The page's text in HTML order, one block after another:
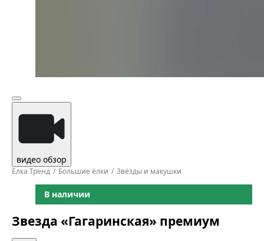
видео обзор
Ёлка Тренд Большие ёлки Звёзды и макушки
В наличии
Звезда «Гагаринская» премиум